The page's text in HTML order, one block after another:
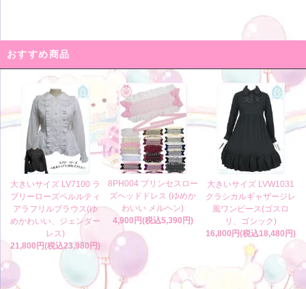
おすすめ商品
大きいサイズ LV7100 ラ
ブリーローズペルルティ
アラフリルブラウス(ゆ
めかわいい、ジェンダー
レス)
21,800円(税込23,980円)
8PH004 プリンセスロー
ズヘッドドレス (ゆめか
わいい メルヘン)
4,900円(税込5,390円)
大きいサイズ LVW1031
クラシカルギャザージレ
風ワンピース(ゴスロ
リ、ゴシック)
16,800円(税込18,480円)